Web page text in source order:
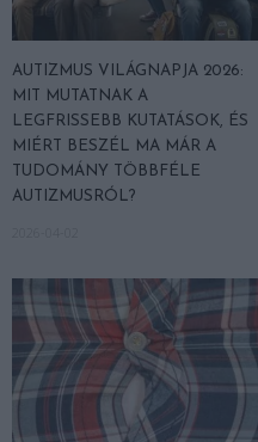
AUTIZMUS VILÁGNAPJA 2026:
MIT MUTATNAK A
LEGFRISSEBB KUTATÁSOK, ÉS
MIÉRT BESZÉL MA MÁR A
TUDOMÁNY TÖBBFÉLE
AUTIZMUSRÓL?